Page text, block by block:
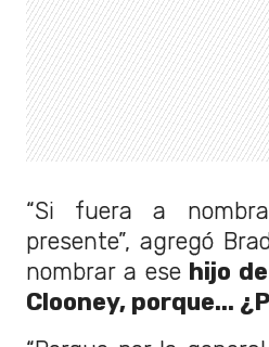
“Si fuera a
presente”, agregó
nombrar a ese hijo
Clooney, porque...